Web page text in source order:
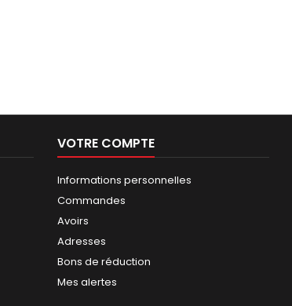
VOTRE COMPTE
Informations personnelles
Commandes
Avoirs
Adresses
Bons de réduction
Mes alertes